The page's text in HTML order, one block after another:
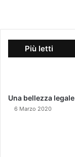
Più letti
Una bellezza legale
6 Marzo 2020